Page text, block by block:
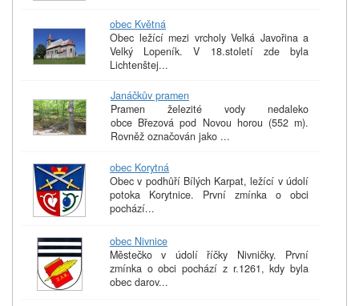
obec Květná
Obec ležící mezi vrcholy Velká Javořina a
Velký Lopeník. V 18.století zde byla
Lichtenštej...
Janáčkův pramen
Pramen železité vody nedaleko
obce Březová pod Novou horou (552 m).
Rovněž označován jako ...
obec Korytná
Obec v podhůří Bílých Karpat, ležící v údolí
potoka Korytnice. První zmínka o obci
pochází...
obec Nivnice
Městečko v údolí říčky Nivničky. První
zmínka o obci pochází z r.1261, kdy byla
obec darov...